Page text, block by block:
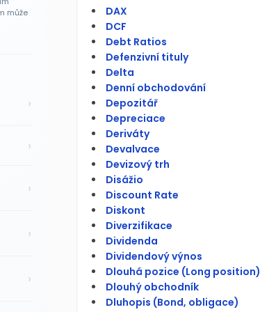
může
›
›
›
›
›
DAX
DCF
Debt Ratios
Defenzivní tituly
Delta
Denní obchodování
Depozitář
Depreciace
Deriváty
Devalvace
Devizový trh
Disážio
Discount Rate
Diskont
Diverzifikace
Dividenda
Dividendový výnos
Dlouhá pozice (Long position)
Dlouhý obchodník
Dluhopis (Bond, obligace)